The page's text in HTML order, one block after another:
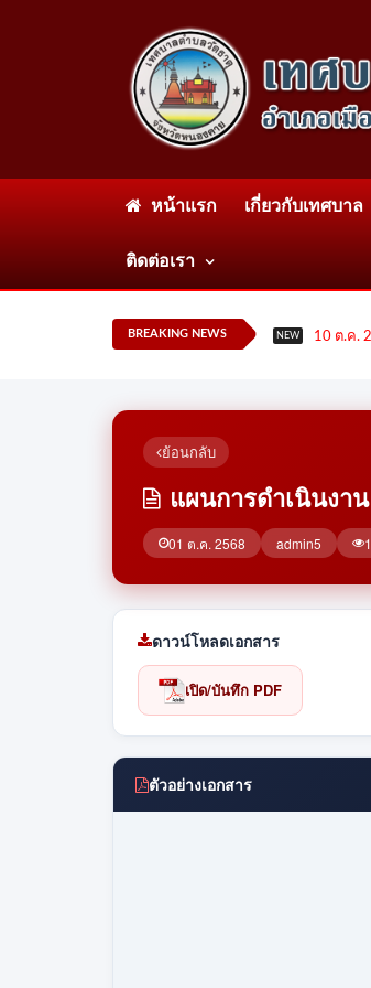
หน้าแรก เกี่ยวกับเทศบาล
ติดต่อเรา
BREAKING NEWS NEW 10 ต.ค.
ย้อนกลับ
แผนการดำเนินงา
01 ต.ค. 2568 admin5
ดาวน์โหลดเอกสาร
เปิด/บันทึก PDF
ตัวอย่างเอกสาร